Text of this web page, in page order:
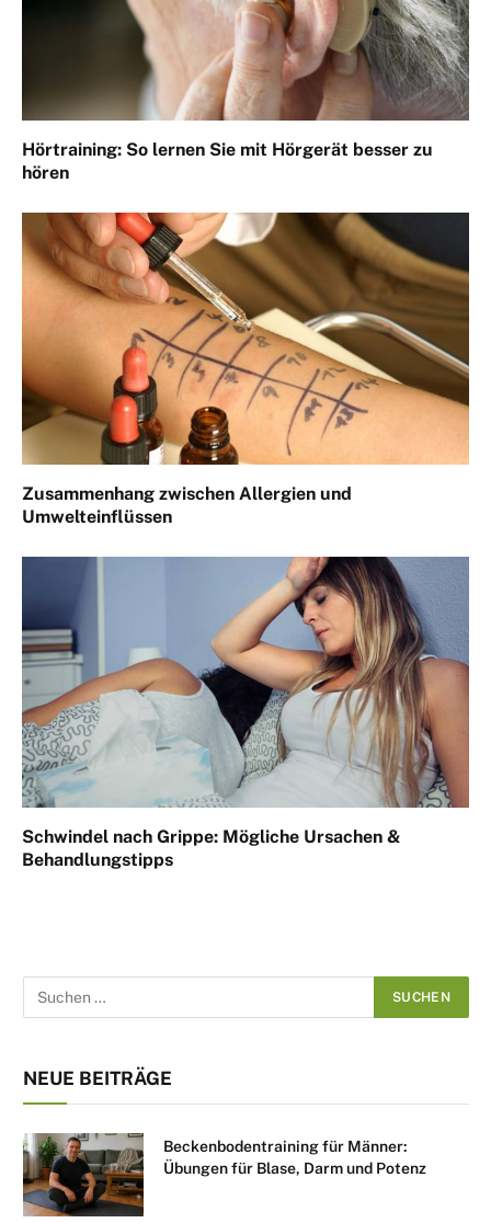
Hörtraining: So lernen Sie mit Hörgerät besser zu
hören
Zusammenhang zwischen Allergien und
Umwelteinflüssen
Schwindel nach Grippe: Mögliche Ursachen &
Behandlungstipps
NEUE BEITRÄGE
Beckenbodentraining für Männer:
Übungen für Blase, Darm und Potenz